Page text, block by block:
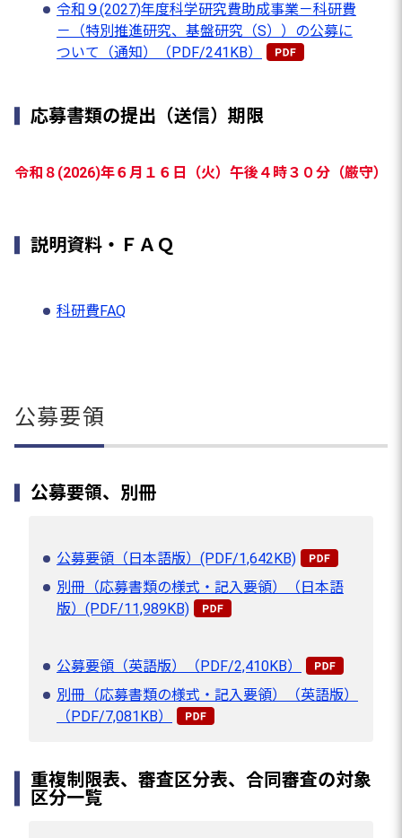
令和９(2027)年度科学研究費助成事業－科研費
－（特別推進研究、基盤研究（S））の公募に
ついて（通知）（PDF/241KB）
応募書類の提出（送信）期限
令和８(2026)年６月１６日（火）午後４時３０分（厳守）
説明資料・ＦＡＱ
科研費FAQ
公募要領
公募要領、別冊
公募要領（日本語版）(PDF/1,642KB)
別冊（応募書類の様式・記入要領）（日本語
版）(PDF/11,989KB)
公募要領（英語版）（PDF/2,410KB）
別冊（応募書類の様式・記入要領）（英語版）
（PDF/7,081KB）
重複制限表、審査区分表、合同審査の対象
区分一覧